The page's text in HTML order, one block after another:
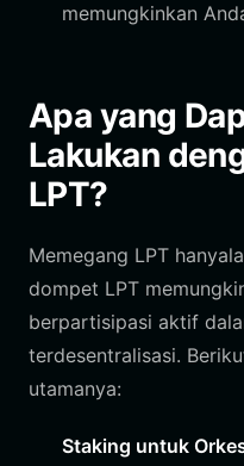
memungkinkan
Apa yang
Lakukan
LPT?
Memegang LPT
dompet LPT
berpartisipasi aktif
terdesentralisasi.
utamanya:
Staking untuk